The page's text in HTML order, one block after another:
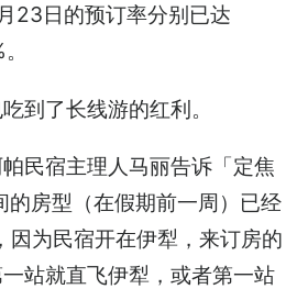
23日的预订率分别已达
到了长线游的红利。
民宿主理人马丽告诉「定焦
的房型（在假期前一周）已经
因为民宿开在伊犁，来订房的
站就直飞伊犁，或者第一站